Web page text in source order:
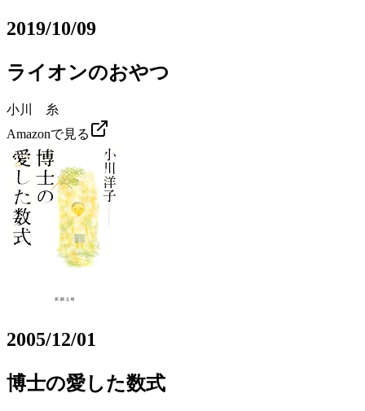
2019/10/09
ライオンのおやつ
小川 糸
Amazonで見る
2005/12/01
博士の愛した数式